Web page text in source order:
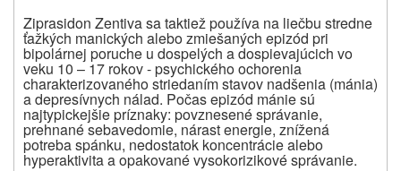
Ziprasidon Zentiva sa taktiež používa na liečbu stredne
ťažkých manických alebo zmiešaných epizód pri
bipolárnej poruche u dospelých a dospievajúcich vo
veku 10 – 17 rokov - psychického ochorenia
charakterizovaného striedaním stavov nadšenia (mánia)
a depresívnych nálad. Počas epizód mánie sú
najtypickejšie príznaky: povznesené správanie,
prehnané sebavedomie, nárast energie, znížená
potreba spánku, nedostatok koncentrácie alebo
hyperaktivita a opakované vysokorizikové správanie.